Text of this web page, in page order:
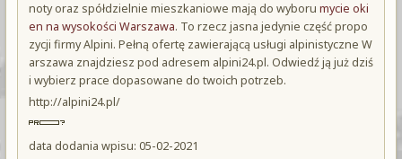
noty oraz spółdzielnie mieszkaniowe mają do wyboru mycie oki
en na wysokości Warszawa. To rzecz jasna jedynie część propo
zycji firmy Alpini. Pełną ofertę zawierającą usługi alpinistyczne W
arszawa znajdziesz pod adresem alpini24.pl. Odwiedź ją już dziś
i wybierz prace dopasowane do twoich potrzeb.
http://alpini24.pl/
data dodania wpisu: 05-02-2021